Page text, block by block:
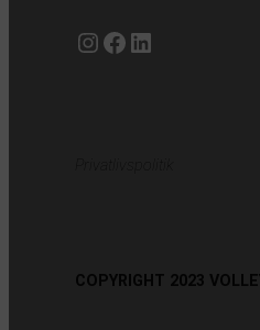
Instagram https://www.facebook.com/danishbeachvolleytour LinkedIn
COPYRIGHT 2023